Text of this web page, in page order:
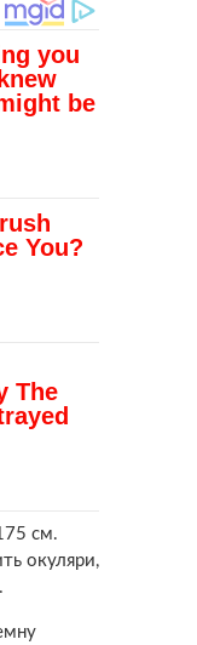
см.
окуляри,